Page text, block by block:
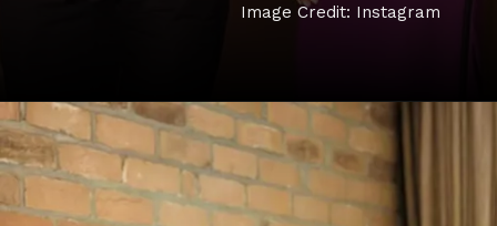
Image Credit: Instagram